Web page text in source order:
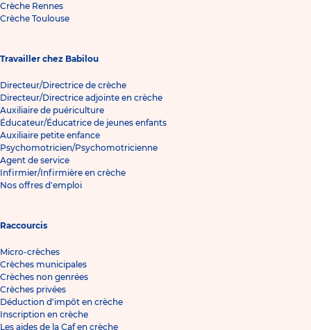
Crèche Rennes
Crèche Toulouse
Travailler chez Babilou
Directeur/Directrice de crèche
Directeur/Directrice adjointe en crèche
Auxiliaire de puériculture
Éducateur/Éducatrice de jeunes enfants
Auxiliaire petite enfance
Psychomotricien/Psychomotricienne
Agent de service
Infirmier/Infirmière en crèche
Nos offres d'emploi
Raccourcis
Micro-crèches
Crèches municipales
Crèches non genrées
Crèches privées
Déduction d'impôt en crèche
Inscription en crèche
Les aides de la Caf en crèche